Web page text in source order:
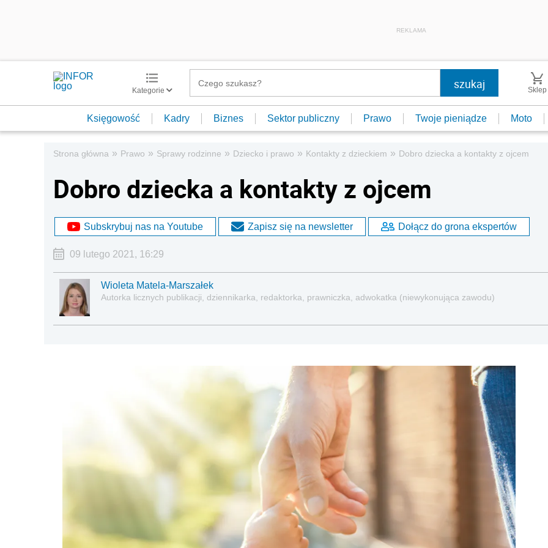
REKLAMA
Kategorie Sklep
Księgowość Kadry Biznes Sektor publiczny Prawo Twoje pieniądze Moto
Strona główna » Prawo » Sprawy rodzinne » Dziecko i prawo » Kontakty z dzieckiem » Dobro dziecka a kontakty z ojcem
Dobro dziecka a kontakty z ojcem
Subskrybuj nas na Youtube Zapisz się na newsletter Dołącz do grona ekspertów
09 lutego 2021, 16:29
Wioleta Matela-Marszałek
Autorka licznych publikacji, dziennikarka, redaktorka, prawniczka, adwokatka (niewykonująca zawodu)